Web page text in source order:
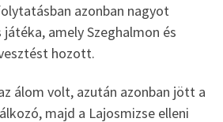
azonban nagyot
amely Szeghalmon és
hozott.
álom volt, azután azonban jött a
majd a Lajosmizse elleni